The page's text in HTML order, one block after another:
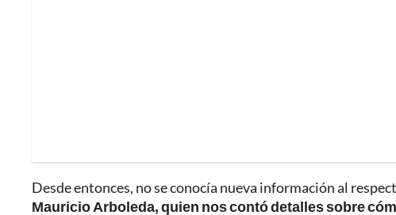
Desde entonces, no se conocía nueva información al
Mauricio Arboleda, quien nos contó detalles sobre